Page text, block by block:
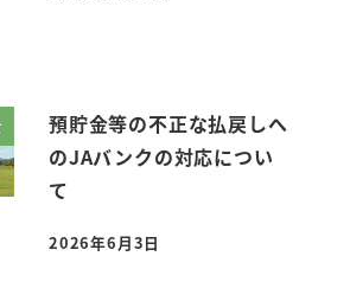
預貯金等の不正な払戻しへ
のJAバンクの対応につい
て
投稿日
2026年6月3日